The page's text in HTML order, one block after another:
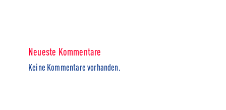
Neueste Kommentare
Keine Kommentare vorhanden.